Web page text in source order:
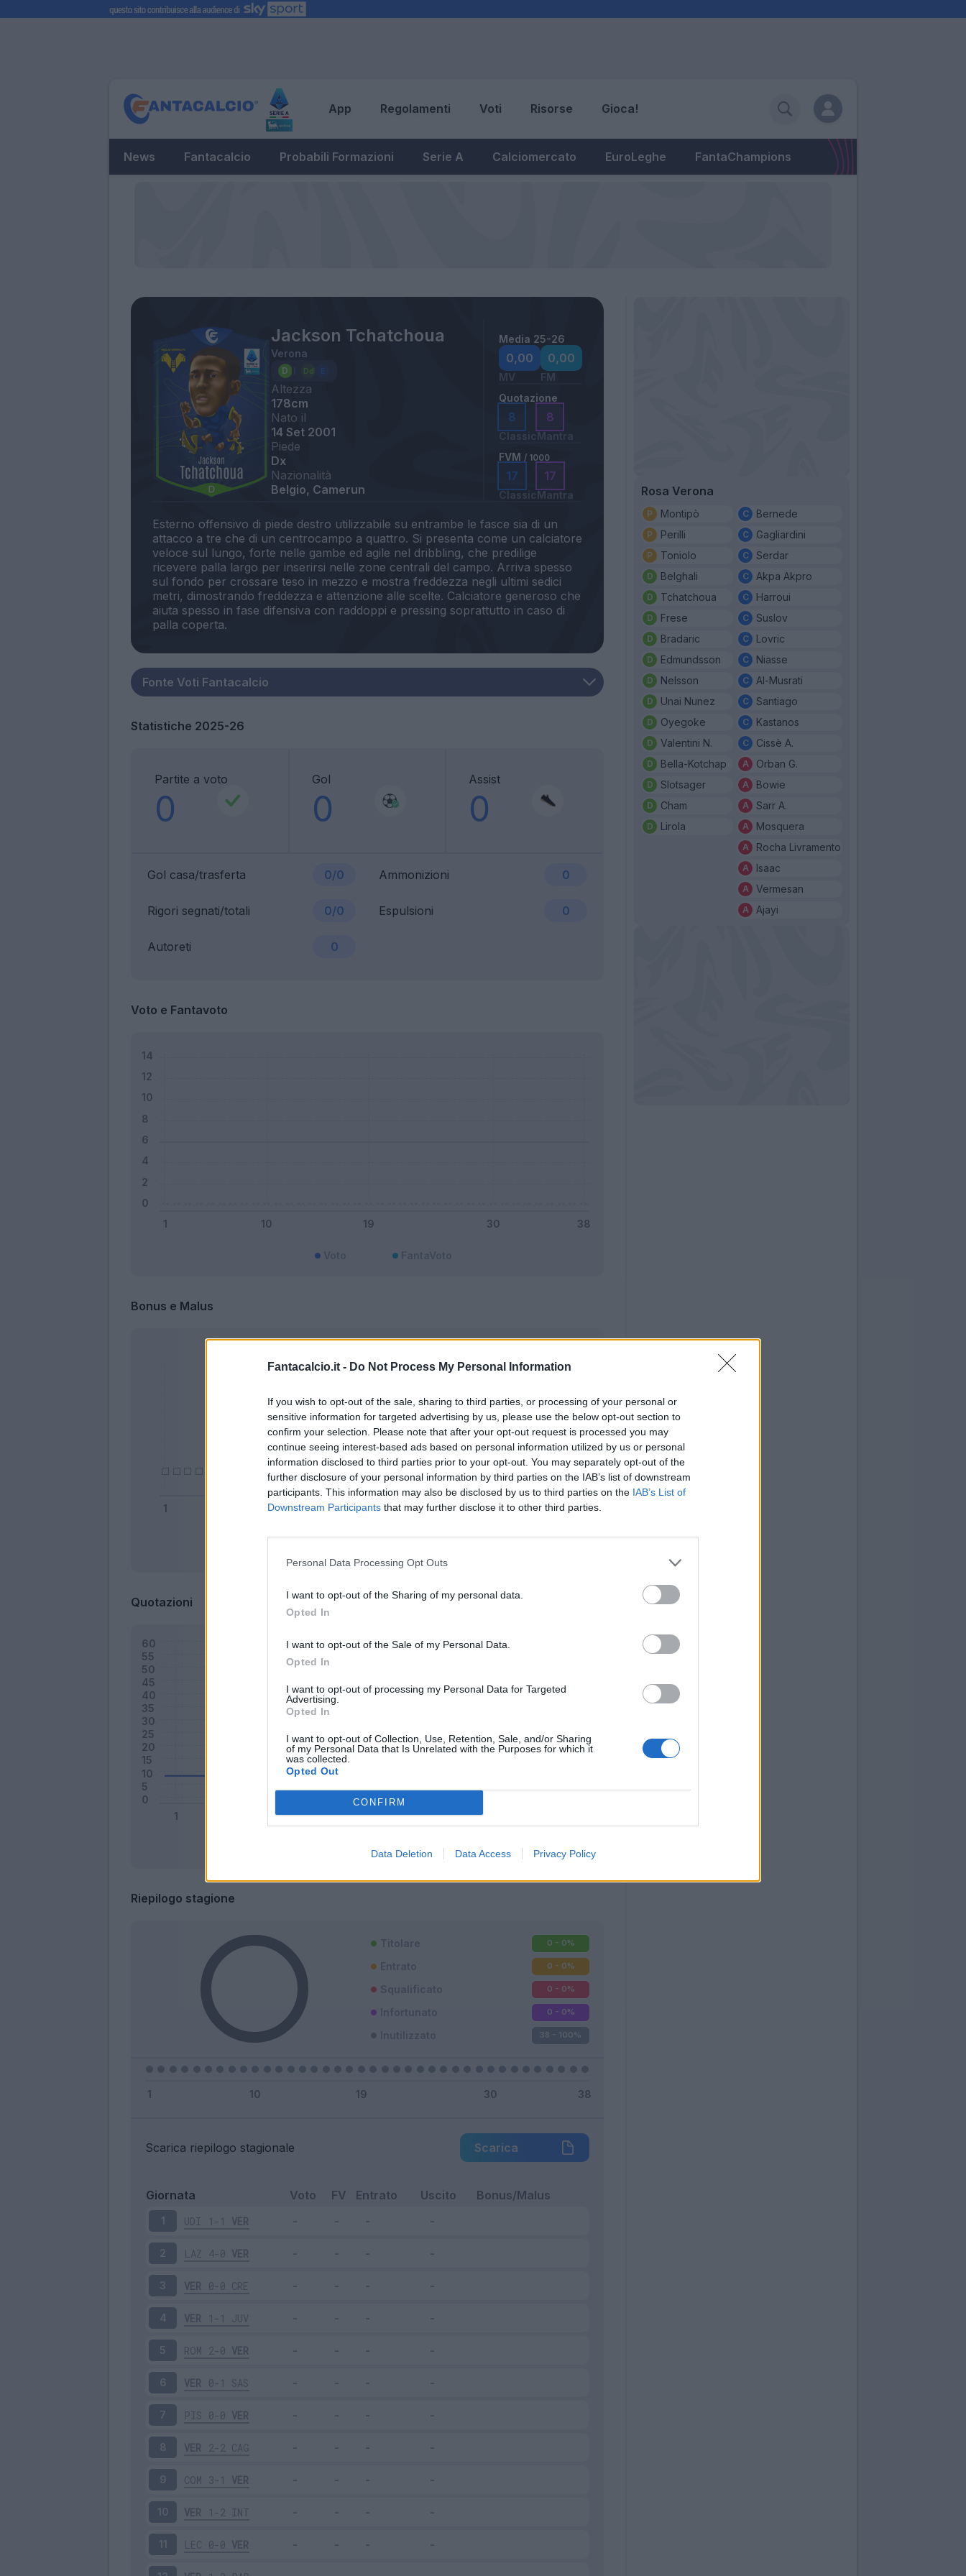
Fantacalcio.it - Do Not Process My Personal Information
If you wish to opt-out of the sale, sharing to third parties, or processing of your personal or
sensitive information for targeted advertising by us, please use the below opt-out section to
confirm your selection. Please note that after your opt-out request is processed you may
continue seeing interest-based ads based on personal information utilized by us or personal
information disclosed to third parties prior to your opt-out. You may separately opt-out of the
further disclosure of your personal information by third parties on the IAB’s list of downstream
participants. This information may also be disclosed by us to third parties on the IAB’s List of
Downstream Participants that may further disclose it to other third parties.
Personal Data Processing Opt Outs
I want to opt-out of the Sharing of my personal data.
Opted In
I want to opt-out of the Sale of my Personal Data.
Opted In
I want to opt-out of processing my Personal Data for Targeted
Advertising.
Opted In
I want to opt-out of Collection, Use, Retention, Sale, and/or Sharing
of my Personal Data that Is Unrelated with the Purposes for which it
was collected.
Opted Out
CONFIRM
Data Deletion Data Access Privacy Policy
App Regolamenti Voti Risorse Gioca!
News Fantacalcio Probabili Formazioni Serie A Calciomercato EuroLeghe FantaChampions
Jackson Tchatchoua
Verona
Altezza
178cm
Nato il
14 Set 2001
Piede
Dx
Nazionalità
Belgio, Camerun
Media 25-26
0,00
MV
0,00
FM
Quotazione
8
Classic
8
Mantra
FVM / 1000
17
Classic
17
Mantra
Esterno offensivo di piede destro utilizzabile su entrambe le fasce sia di un
attacco a tre che di un centrocampo a quattro. Si presenta come un calciatore
veloce sul lungo, forte nelle gambe ed agile nel dribbling, che predilige
ricevere palla largo per inserirsi nelle zone centrali del campo. Arriva spesso
sul fondo per crossare teso in mezzo e mostra freddezza negli ultimi sedici
metri, dimostrando freddezza e attenzione alle scelte. Calciatore generoso che
aiuta spesso in fase difensiva con raddoppi e pressing soprattutto in caso di
Statistiche 2025-26
Partite a voto
0
Gol
0
Assist
0
Gol casa/trasferta 0/0 Ammonizioni 0
Rigori segnati/totali 0/0 Espulsioni 0
Autoreti 0
Voto e Fantavoto
Bonus e Malus
Quotazioni
Mantra
Riepilogo stagione
Titolare 0 - 0%
Entrato 0 - 0%
Squalificato 0 - 0%
Infortunato 0 - 0%
38 - 100%
Scarica riepilogo stagionale Scarica
Giornata Voto FV Entrato Uscito Bonus/Malus
1 UDI 1-1 VER
2 LAZ 4-0 VER
3 VER 0-0 CRE
4 VER 1-1 JUV
5 ROM 2-0 VER
6 VER 0-1 SAS
7 PIS 0-0 VER
8 VER 2-2 CAG
9 COM 3-1 VER
10 VER 1-2 INT
11 LEC 0-0 VER
Rosa Verona
Montipò
Perilli
Toniolo
Belghali
Tchatchoua
Frese
Bradaric
Edmundsson
Nelsson
Unai Nunez
Oyegoke
Valentini N.
Bella-Kotchap
Slotsager
Cham
Lirola
Bernede
Gagliardini
Serdar
Akpa Akpro
Harroui
Suslov
Lovric
Niasse
Al-Musrati
Santiago
Kastanos
Cissè A.
Orban G.
Bowie
Sarr A.
Mosquera
Rocha Livramento
Isaac
Vermesan
Ajayi